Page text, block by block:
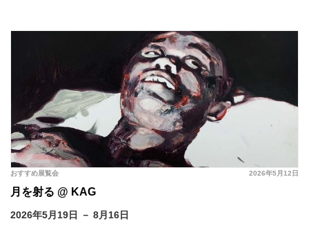
2026年5月12日
おすすめ展覧会
月を射る @ KAG
2026年5月19日 － 8月16日